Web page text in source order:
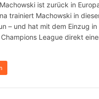
ist zurück in
trainiert Machowski in
– und hat mit dem Einzug in
League direkt